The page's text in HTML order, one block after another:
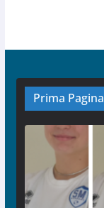
Prima Pagina